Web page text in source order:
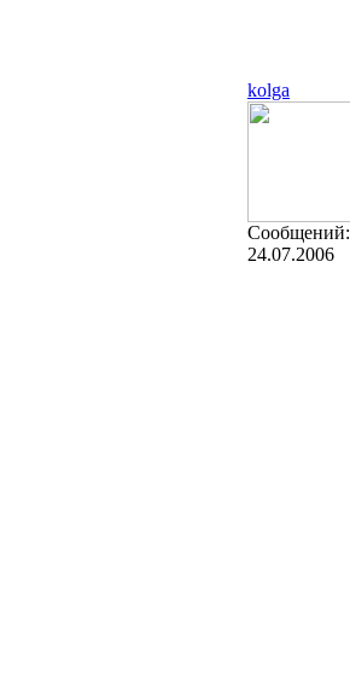
kolga
Сообщений:
24.07.2006